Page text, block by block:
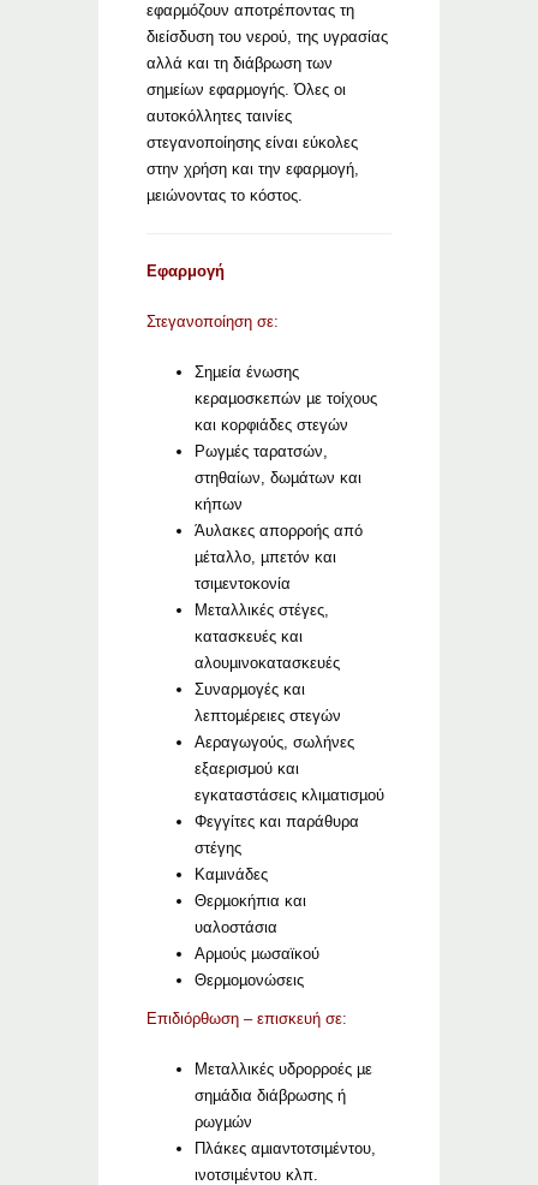
εφαρµόζουν αποτρέποντας τη
διείσδυση του νερού, της υγρασίας
αλλά και τη διάβρωση των
σηµείων εφαρµογής. Όλες οι
αυτοκόλλητες ταινίες
στεγανοποίησης είναι εύκολες
στην χρήση και την εφαρµογή,
µειώνοντας το κόστος.
Εφαρμογή
Στεγανοποίηση σε:
Σηµεία ένωσης
κεραµοσκεπών µε τοίχους
και κορφιάδες στεγών
Ρωγµές ταρατσών,
στηθαίων, δωµάτων και
κήπων
Άυλακες απορροής από
µέταλλο, µπετόν και
τσιµεντοκονία
Μεταλλικές στέγες,
κατασκευές και
αλουµινοκατασκευές
Συναρµογές και
λεπτοµέρειες στεγών
Αεραγωγούς, σωλήνες
εξαερισμού και
εγκαταστάσεις κλιµατισµού
Φεγγίτες και παράθυρα
στέγης
Καµινάδες
Θερµοκήπια και
υαλοστάσια
Αρµούς µωσαϊκού
Θερµοµονώσεις
Επιδιόρθωση – επισκευή σε:
Μεταλλικές υδρορροές µε
σηµάδια διάβρωσης ή
ρωγµών
Πλάκες αµιαντοτσιµέντου,
ινοτσιµέντου κλπ.